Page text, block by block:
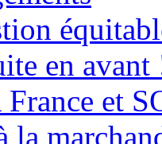
en avant
et
la